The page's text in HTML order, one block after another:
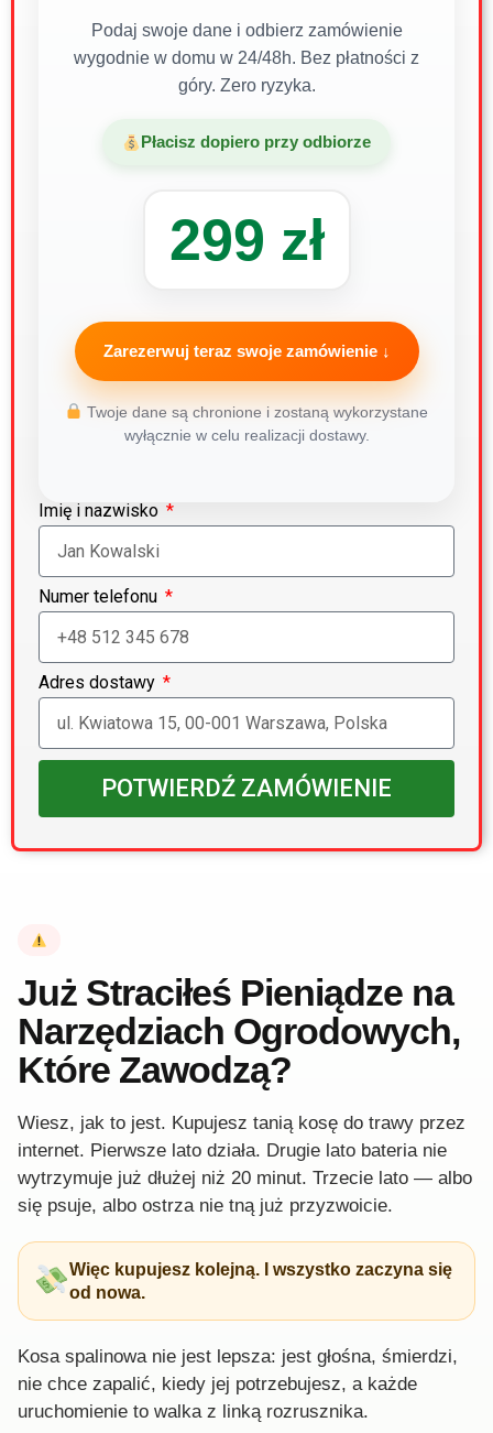
Podaj swoje dane i odbierz zamówienie
wygodnie w domu w 24/48h. Bez płatności z
góry. Zero ryzyka.
Płacisz dopiero przy odbiorze
299 zł
Zarezerwuj teraz swoje zamówienie ↓
Twoje dane są chronione i zostaną wykorzystane
wyłącznie w celu realizacji dostawy.
Imię i nazwisko
Numer telefonu
Adres dostawy
POTWIERDŹ ZAMÓWIENIE
Już Straciłeś Pieniądze na
Narzędziach Ogrodowych,
Które Zawodzą?
Wiesz, jak to jest. Kupujesz tanią kosę do trawy przez
internet. Pierwsze lato działa. Drugie lato bateria nie
wytrzymuje już dłużej niż 20 minut. Trzecie lato — albo
się psuje, albo ostrza nie tną już przyzwoicie.
Więc kupujesz kolejną. I wszystko zaczyna się
od nowa.
Kosa spalinowa nie jest lepsza: jest głośna, śmierdzi,
nie chce zapalić, kiedy jej potrzebujesz, a każde
uruchomienie to walka z linką rozrusznika.